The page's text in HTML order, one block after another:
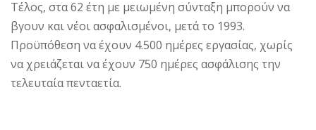
Τέλος, στα 62 έτη με μειωμένη σύνταξη μπορούν να
βγουν και νέοι ασφαλισμένοι, μετά το 1993.
Προϋπόθεση να έχουν 4.500 ημέρες εργασίας, χωρίς
να χρειάζεται να έχουν 750 ημέρες ασφάλισης την
τελευταία πενταετία.